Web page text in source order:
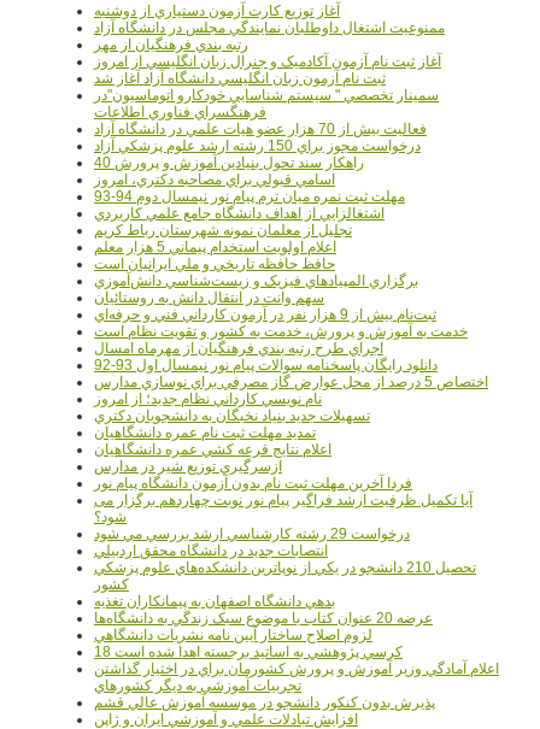
آغاز توزيع کارت آزمون دستياري از دوشنبه
ممنوعيت اشتغال داوطلبان نمايندگي مجلس در دانشگاه آزاد
رتبه بندي فرهنگيان از مهر
آغاز ثبت نام آزمون آکادميک و جنرال زبان انگليسي از امروز
ثبت نام آزمون زبان انگليسي دانشگاه آزاد آغاز شد
سمينار تخصصي " سيستم شناسايي خودکارو اتوماسيون"در
فرهنگسراي فناوري اطلاعات
فعاليت بيش از 70 هزار عضو هيات علمي در دانشگاه آزاد
درخواست مجوز براي 150 رشته ارشد علوم پزشکي آزاد
40 راهکار سند تحول بنيادين آموزش و پرورش
اسامي قبولي براي مصاحبه دکتري، امروز
مهلت ثبت نمره میان ترم پیام نور نیمسال دوم 94-93
اشتغالزايي از اهداف دانشگاه جامع علمي کاربردي
تجليل از معلمان نمونه شهرستان رباط کريم
اعلام اولويت استخدام پيماني 5 هزار معلم
حافظ حافظه تاريخي و ملي ايرانيان است
برگزاري المپيادهاي فيزيک و زيست‌شناسي دانش‌آموزي
سهم وانت در انتقال دانش به روستائيان
ثبت‌نام بيش از 9 هزار نفر در آزمون کارداني فني و حرفه‌اي
خدمت به آموزش و پرورش، خدمت به کشور و تقويت نظام است
اجراي طرح رتبه بندي فرهنگيان از مهرماه امسال
دانلود رایگان پاسخنامه سوالات پیام نور نیمسال اول 93-92
اختصاص 5 درصد از محل عوارض گاز مصرفي براي نوسازي مدارس
نام نويسي کارداني نظام جديد؛ از امروز
تسهيلات جديد بنياد نخبگان به دانشجويان دکتري
تمديد مهلت ثبت نام عمره دانشگاهيان
اعلام نتايج قرعه کشي عمره دانشگاهيان
ازسرگيري توزيع شير در مدارس
فردا آخرین مهلت ثبت نام بدون آزمون دانشگاه پیام نور
آیا تکمیل ظرفیت ارشد فراگیر پیام نور نوبت چهاردهم برگزار می
شود؟
درخواست 29 رشته کارشناسي ارشد بررسي مي شود
انتصابات جديد در دانشگاه محقق اردبيلي
تحصيل 210 دانشجو در يکي از نوپاترين دانشکده‌هاي علوم پزشکي
کشور
بدهي دانشگاه اصفهان به پيمانکاران تغذيه
عرضه 20 عنوان کتاب با موضوع سبک زندگي به دانشگاه‌ها
لزوم اصلاح ساختار آيين نامه نشريات دانشگاهي
18 کرسي پژوهشي به اساتيد برجسته اهدا شده است
اعلام آمادگي وزير آموزش و پرورش کشورمان براي در اختيار گذاشتن
تجربيات آموزشي به ديگر کشورهاي
پذيرش بدون کنکور دانشجو در موسسه آموزش عالي قشم
افزايش تبادلات علمي و آموزشي ايران و ژاپن